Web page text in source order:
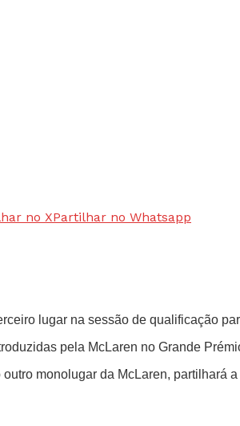
no XPartilhar no Whatsapp
lugar na sessão de qualificação
pela McLaren no Grande
monolugar da McLaren,